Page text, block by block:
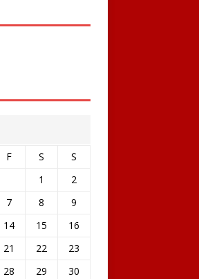
F S
S
1
2
7 8
9
14 15
16
21 22
23
28 29
30